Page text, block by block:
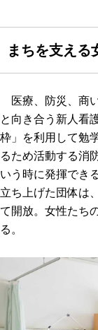
まちを支える
医療、防災、商
と向き合う新人看
枠」を利用して勉
るため活動する消
いう時に発揮でき
立ち上げた団体は
て開放。女性たち
る。